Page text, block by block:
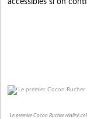
accessibles si on
Le premier Cocon Rucher réalisé